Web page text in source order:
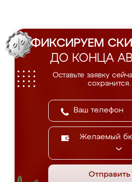
ФИКСИРУЕМ
ДО КОНЦА
Оставьте заявку
сохранится.
Желаемый
Отправить